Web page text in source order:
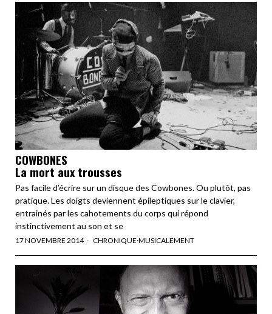
COWBONES
La mort aux trousses
Pas facile d’écrire sur un disque des Cowbones. Ou plutôt, pas
pratique. Les doigts deviennent épileptiques sur le clavier,
entrainés par les cahotements du corps qui répond
instinctivement au son et se
17 NOVEMBRE 2014 CHRONIQUE·MUSICALEMENT